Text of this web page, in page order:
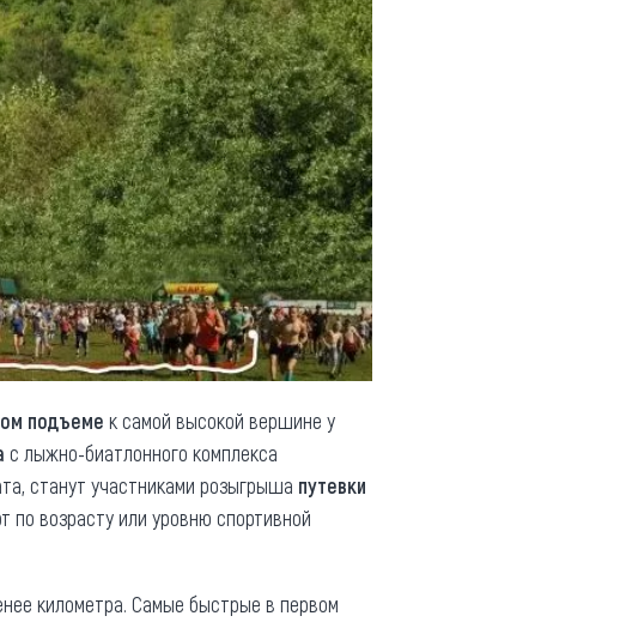
подъеме к самой высокой вершине у
с лыжно-биатлонного комплекса
станут участниками розыгрыша путевки
по возрасту или уровню спортивной
километра. Самые быстрые в первом